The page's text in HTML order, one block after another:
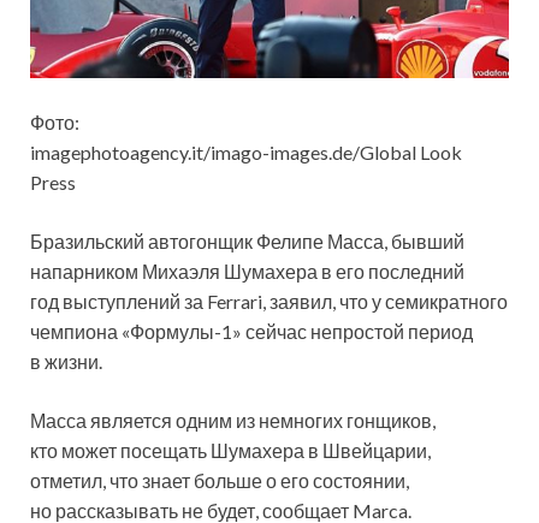
Фото:
imagephotoagency.it/imago-images.de/Global Look
Press
Бразильский автогонщик Фелипе Масса, бывший
напарником Михаэля Шумахера в его последний
год выступлений за Ferrari, заявил, что у семикратного
чемпиона «Формулы-1» сейчас непростой период
в жизни.
Масса является одним из немногих гонщиков,
кто может посещать Шумахера в Швейцарии,
отметил, что знает больше о его состоянии,
но рассказывать не будет, сообщает Marca.